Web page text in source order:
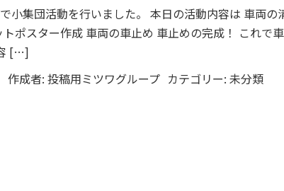
小集団活動を行いました。 本日の活動内容は 車両の
ポスター作成 車両の車止め 車止めの完成！ これで
[…]
作成者: 投稿用ミツワグループ カテゴリー: 未分類